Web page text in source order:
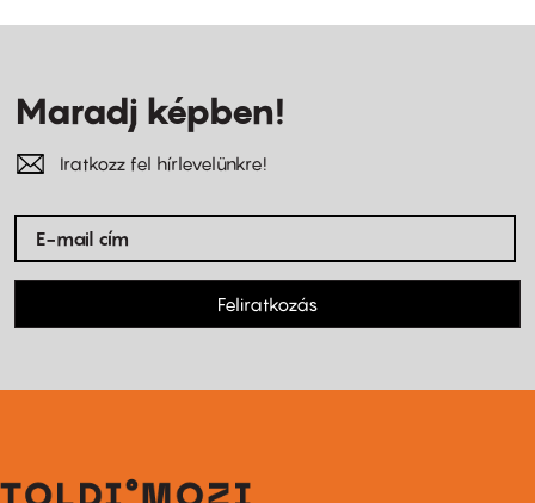
Maradj képben!
Iratkozz fel hírlevelünkre!
Feliratkozás